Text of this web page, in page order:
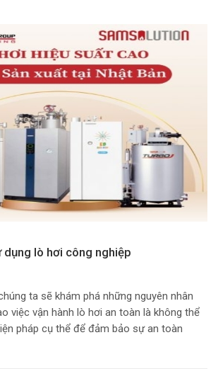
lò hơi công nghiệp
ta sẽ khám phá những nguyên nhân
việc vận hành lò hơi an toàn là không thể
pháp cụ thể để đảm bảo sự an toàn
sản xuất.